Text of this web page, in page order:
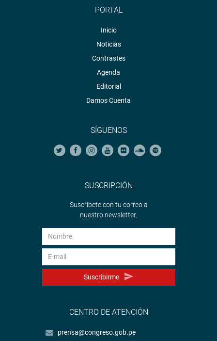
PORTAL
Inicio
Noticias
Contrastes
Agenda
Editorial
Damos Cuenta
SÍGUENOS
SUSCRIPCIÓN
Suscríbete con tu correo a
nuestro newsletter.
Suscribirme
CENTRO DE ATENCIÓN
prensa@congreso.gob.pe